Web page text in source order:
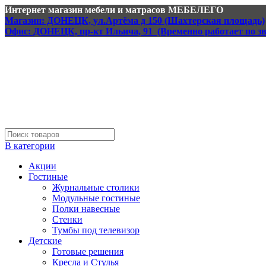
Интернет магазин мебели и матрасов МЕБЕЛЕГО
Магазин: ДОНЕЦК, ул.Артёма д 150 (Шахтерская площадь)
Офис: ДОНЕЦК, пр-кт Ильича, 91 (Временно работает по
В категории
Акции
Гостиные
Журнальные столики
Модульные гостиные
Полки навесные
Стенки
Тумбы под телевизор
Детские
Готовые решения
Кресла и Стулья